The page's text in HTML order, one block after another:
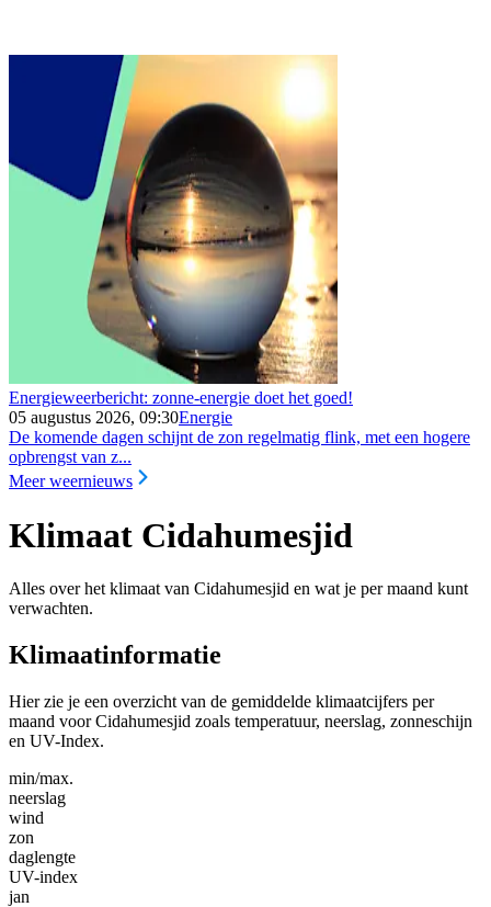
Energieweerbericht: zonne-energie doet het goed!
05 augustus 2026, 09:30Energie
De komende dagen schijnt de zon regelmatig flink, met een hogere
opbrengst van z...
Meer weernieuws
Klimaat Cidahumesjid
Alles over het klimaat van Cidahumesjid en wat je per maand kunt
verwachten.
Klimaatinformatie
Hier zie je een overzicht van de gemiddelde klimaatcijfers per
maand voor Cidahumesjid zoals temperatuur, neerslag, zonneschijn
en UV-Index.
min/max.
neerslag
wind
zon
daglengte
UV-index
jan